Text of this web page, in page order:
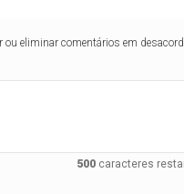
ou eliminar comentários em
500 caracteres